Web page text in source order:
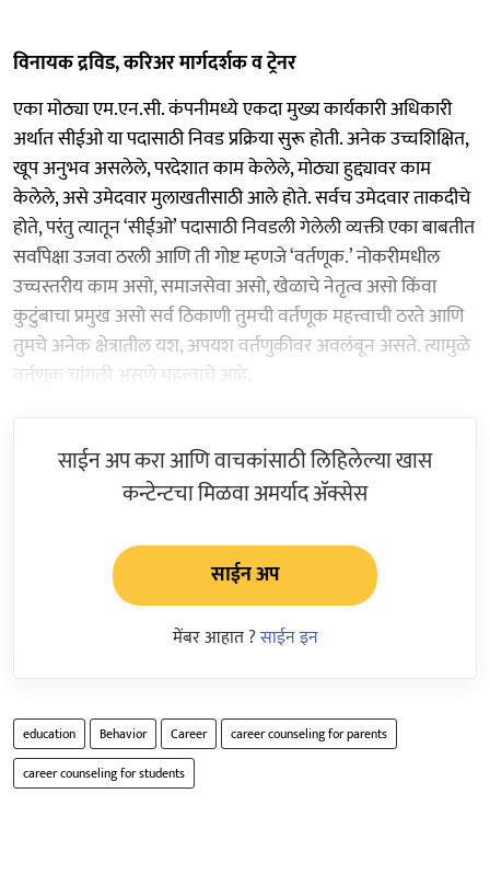
विनायक द्रविड, करिअर मार्गदर्शक व ट्रेनर
एका मोठ्या एम.एन.सी. कंपनीमध्ये एकदा मुख्य कार्यकारी अधिकारी
अर्थात सीईओ या पदासाठी निवड प्रक्रिया सुरू होती. अनेक उच्चशिक्षित,
खूप अनुभव असलेले, परदेशात काम केलेले, मोठ्या हुद्द्यावर काम
केलेले, असे उमेदवार मुलाखतीसाठी आले होते. सर्वच उमेदवार ताकदीचे
होते, परंतु त्यातून ‘सीईओ’ पदासाठी निवडली गेलेली व्यक्ती एका बाबतीत
सर्वांपेक्षा उजवा ठरली आणि ती गोष्ट म्हणजे ‘वर्तणूक.’ नोकरीमधील
उच्चस्तरीय काम असो, समाजसेवा असो, खेळाचे नेतृत्व असो किंवा
कुटुंबाचा प्रमुख असो सर्व ठिकाणी तुमची वर्तणूक महत्त्वाची ठरते आणि
तुमचे अनेक क्षेत्रातील यश, अपयश वर्तणुकीवर अवलंबून असते. त्यामुळे
वर्तणूक चांगली असणे महत्त्वाचे आहे.
साईन अप करा आणि वाचकांसाठी लिहिलेल्या खास
कन्टेन्टचा मिळवा अमर्याद ॲक्सेस
साईन अप
मेंबर आहात ?साईन इन
education Behavior Career
career counseling for parents
career counseling for students